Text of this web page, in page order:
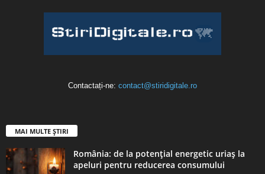
Contactați-ne: contact@stiridigitale.ro
MAI MULTE ȘTIRI
România: de la potențial energetic uriaș la
apeluri pentru reducerea consumului